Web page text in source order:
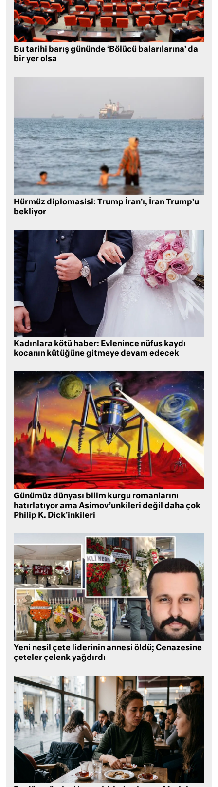
Bu tarihi barış gününde ‘Bölücü balarılarına’ da
bir yer olsa
Hürmüz diplomasisi: Trump İran’ı, İran Trump’u
bekliyor
Kadınlara kötü haber: Evlenince nüfus kaydı
kocanın kütüğüne gitmeye devam edecek
Günümüz dünyası bilim kurgu romanlarını
hatırlatıyor ama Asimov’unkileri değil daha çok
Philip K. Dick’inkileri
Yeni nesil çete liderinin annesi öldü; Cenazesine
çeteler çelenk yağdırdı